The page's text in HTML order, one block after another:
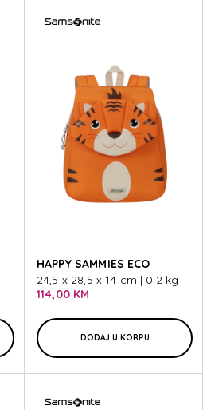
HAPPY SAMMIES ECO
24,5 x 28,5 x 14 cm | 0.2 kg
114,00 KM
DODAJ U KORPU